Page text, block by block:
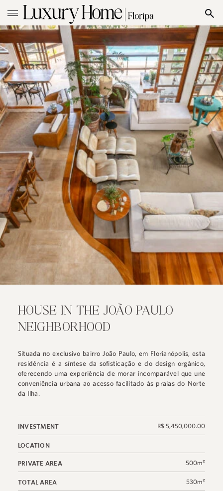
HOUSE IN THE JOÃO PAULO
NEIGHBORHOOD
Situada no exclusivo bairro João Paulo, em Florianópolis, esta
residência é a síntese da sofisticação e do design orgânico,
oferecendo uma experiência de morar incomparável que une
conveniência urbana ao acesso facilitado às praias do Norte
da Ilha.
INVESTMENT R$ 5,450,000.00
LOCATION
PRIVATE AREA 500m²
TOTAL AREA 530m²